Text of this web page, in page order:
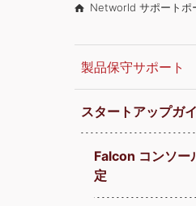
Networld サポートポ
製品保守サポート
スタートアップガ
Falcon コンソー
定